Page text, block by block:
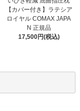
【カバー付き】ラテシア
ロイヤル COMAX JAPA
N 正規品
17,500円(税込)